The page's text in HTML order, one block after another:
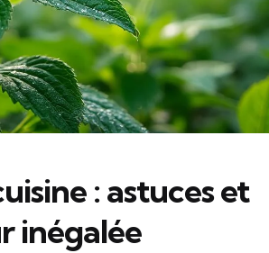
: astuces et
inégalée